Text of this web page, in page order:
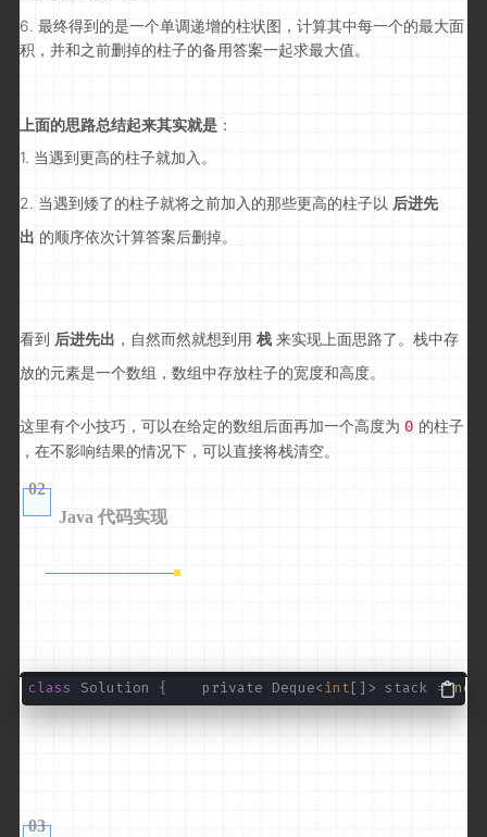
6. 最终得到的是一个单调递增的柱状图，计算其中每一个的最大面
积，并和之前删掉的柱子的备用答案一起求最大值。
上面的思路总结起来其实就是：
1. 当遇到更高的柱子就加入。
2. 当遇到矮了的柱子就将之前加入的那些更高的柱子以 后进先
出 的顺序依次计算答案后删掉。
看到 后进先出 ，自然而然就想到用 栈来实现上面思路了。 栈中存
放的元素是一个数组，数组中存放柱子的宽度和高度。
这里有个小技巧，可以在给定的数组后面再加一个高度为 0 的柱子
，在不影响结果的情况下，可以直接将栈清空。
02
Java 代码实现
class Solution { private Deque<int []> stack =new
03